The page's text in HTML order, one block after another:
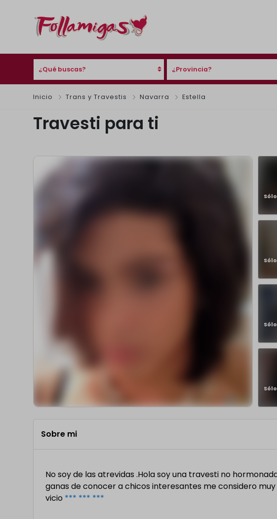
¿Qué buscas? ¿Provincia?
Inicio Trans y Travestis Navarra Estella
Travesti para ti
Sobre mi
No soy de las atrevidas .Hola soy una travesti no
ganas de conocer a chicos interesantes me considero
vicio *** *** ***